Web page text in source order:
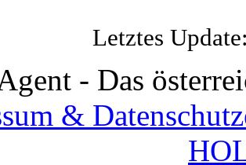
Letztes
- Das
&